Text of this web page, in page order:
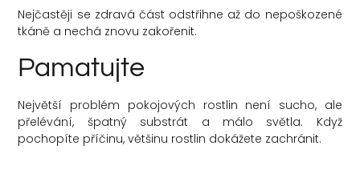
Nejčastěji se zdravá část odstřihne až do nepoškozené
tkáně a nechá znovu zakořenit.
Pamatujte
Největší problém pokojových rostlin není sucho, ale
přelévání, špatný substrát a málo světla. Když
pochopíte příčinu, většinu rostlin dokážete zachránit.